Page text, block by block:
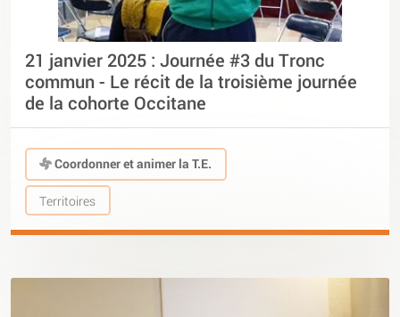
21 janvier 2025 : Journée #3 du Tronc
commun - Le récit de la troisième journée
de la cohorte Occitane
Coordonner et animer la T.E.
Territoires